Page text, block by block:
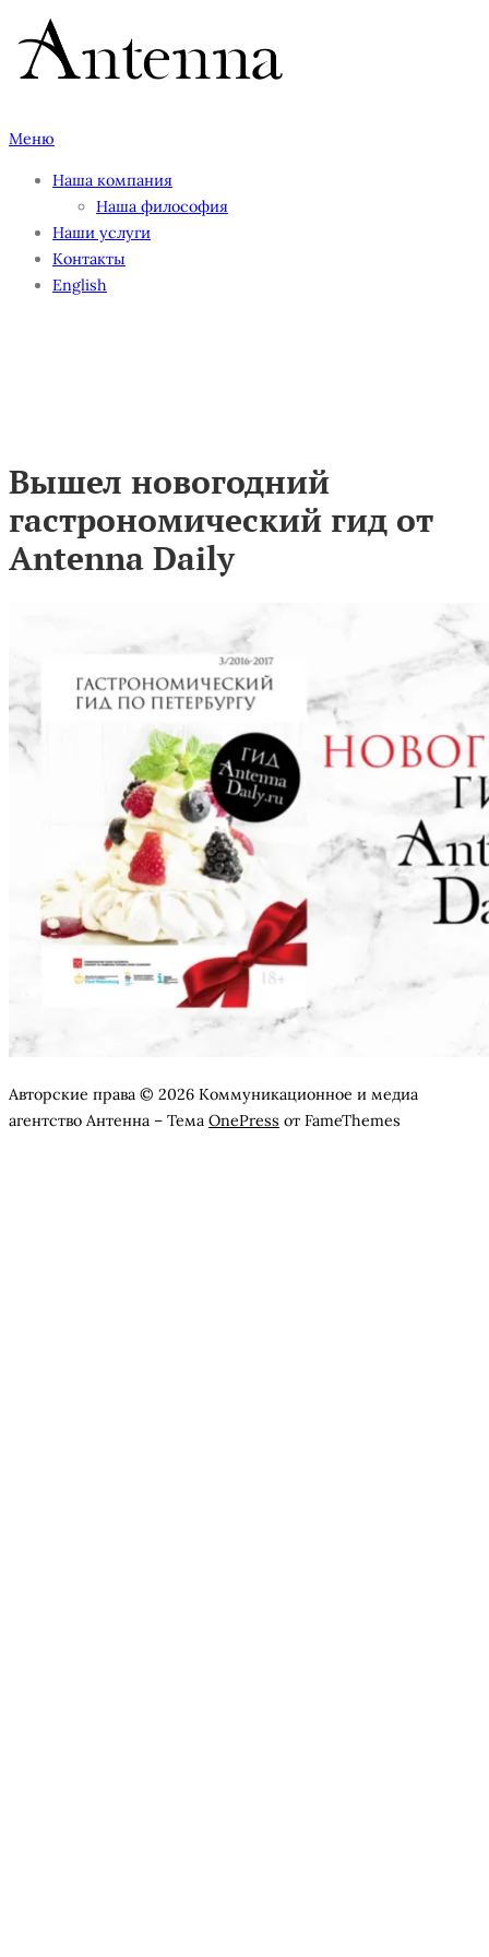
Перейти
содержимому
Меню
Наша компания
Наша философия
Наши услуги
Контакты
English
Вышел новогодний
гастрономический гид от
Antenna Daily
Авторские права © 2026 Коммуникационное и медиа
агентство Антенна – Тема OnePress от FameThemes